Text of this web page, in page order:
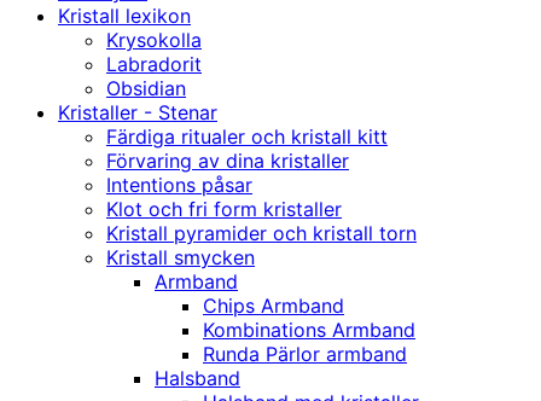
Kristall lexikon
Krysokolla
Labradorit
Obsidian
Kristaller - Stenar
Färdiga ritualer och kristall kitt
Förvaring av dina kristaller
Intentions påsar
Klot och fri form kristaller
Kristall pyramider och kristall torn
Kristall smycken
Armband
Chips Armband
Kombinations Armband
Runda Pärlor armband
Halsband